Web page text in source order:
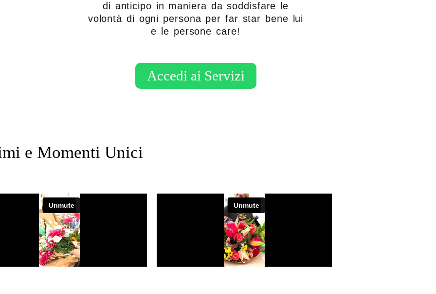
di anticipo in maniera da soddisfare le
volontà di ogni persona per far star bene lui
e le persone care!
Accedi ai Servizi
e Momenti Unici